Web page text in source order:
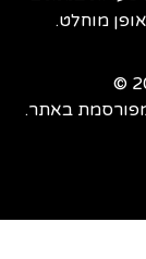
מוחלט.
באתר.